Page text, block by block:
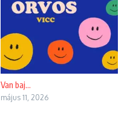
Van baj…
május 11, 2026